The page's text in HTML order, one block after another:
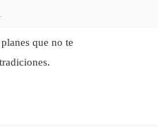
que no te